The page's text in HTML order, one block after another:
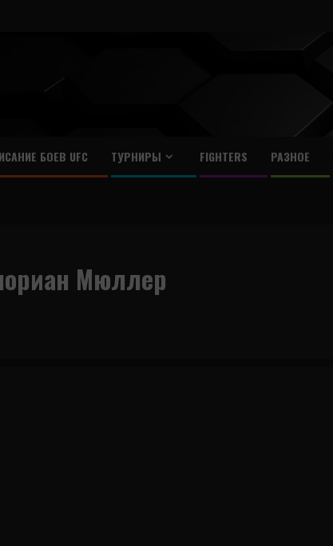
БОЕВ UFC ТУРНИРЫ FIGHTERS РАЗНОЕ
Мюллер